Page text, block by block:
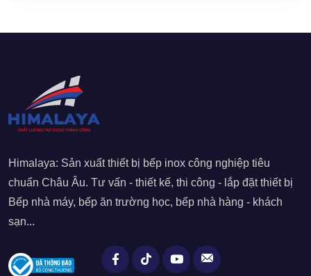
Himalaya: Sản xuất thiết bị bếp inox công nghiệp tiêu
chuẩn Châu Âu. Tư vấn - thiết kế, thi công - lắp đặt thiết bị
Bếp nhà máy, bếp ăn trường học, bếp nhà hàng - khách
sạn...